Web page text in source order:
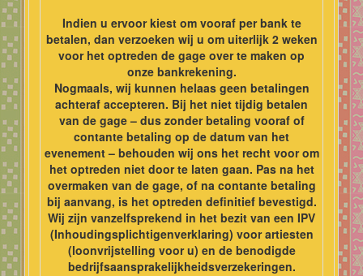
Indien u ervoor kiest om vooraf per bank te
betalen, dan verzoeken wij u om uiterlijk 2 weken
voor het optreden de gage over te maken op
onze bankrekening.
Nogmaals, wij kunnen helaas geen betalingen
achteraf accepteren. Bij het niet tijdig betalen
van de gage – dus zonder betaling vooraf of
contante betaling op de datum van het
evenement – behouden wij ons het recht voor om
het optreden niet door te laten gaan. Pas na het
overmaken van de gage, of na contante betaling
bij aanvang, is het optreden definitief bevestigd.
Wij zijn vanzelfsprekend in het bezit van een IPV
(Inhoudingsplichtigenverklaring) voor artiesten
(loonvrijstelling voor u) en de benodigde
bedrijfsaansprakelijkheidsverzekeringen.